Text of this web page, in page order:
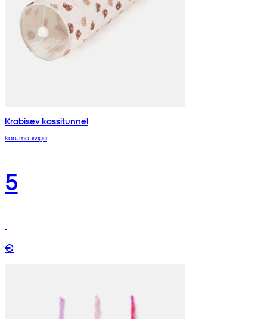
Krabisev kassitunnel
karumotiiviga
5
€